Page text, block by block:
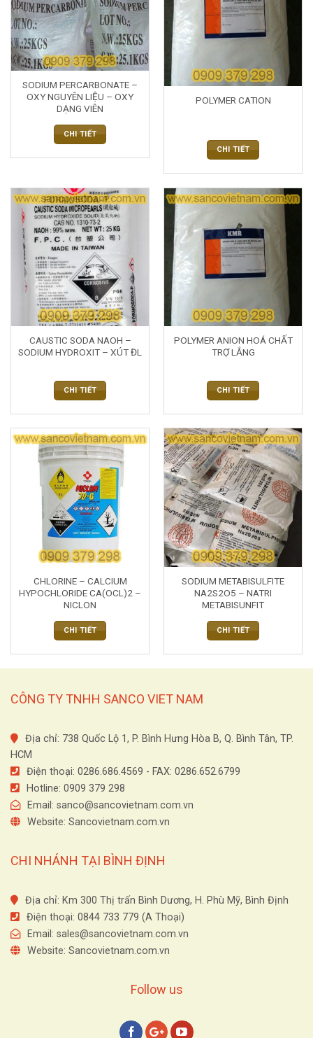
SODIUM PERCARBONATE –
OXY NGUYÊN LIỆU – OXY
DẠNG VIÊN
CHI TIẾT
POLYMER CATION
CHI TIẾT
CAUSTIC SODA NAOH –
SODIUM HYDROXIT – XÚT ĐL
CHI TIẾT
POLYMER ANION HOÁ CHẤT
TRỢ LẮNG
CHI TIẾT
CHLORINE – CALCIUM
HYPOCHLORIDE CA(OCL)2 –
NICLON
CHI TIẾT
SODIUM METABISULFITE
NA2S2O5 – NATRI
METABISUNFIT
CHI TIẾT
CÔNG TY TNHH SANCO VIET NAM
Địa chỉ: 738 Quốc Lộ 1, P. Bình Hưng Hòa B, Q. Bình Tân, TP.
HCM
Điện thoại: 0286.686.4569 - FAX: 0286.652.6799
Hotline: 0909 379 298
Email: sanco@sancovietnam.com.vn
Website: Sancovietnam.com.vn
CHI NHÁNH TẠI BÌNH ĐỊNH
Địa chỉ: Km 300 Thị trấn Bình Dương, H. Phù Mỹ, Bình Định
Điện thoại: 0844 733 779 (A Thoại)
Email: sales@sancovietnam.com.vn
Website: Sancovietnam.com.vn
Follow us